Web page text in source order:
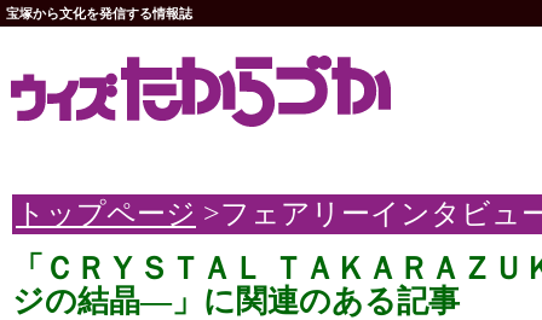
宝塚から文化を発信する情報誌
トップページ >フェアリーインタビュ
「ＣＲＹＳＴＡＬ ＴＡＫＡＲＡＺ
ジの結晶―」に関連のある記事